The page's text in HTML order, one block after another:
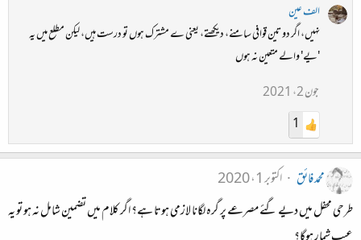
الف عین
نہیں، اگر دو تین قوافی سامنے، دیکھتے، یعنی ے مشترک ہوں تو درست ہیں، لیکن مطلع میں یہ
'یے' والے متعین نہ ہوں
جون 2، 2021
1
محمد فائق
اکتوبر 1، 2020
طرحی محفل میں دیے گئے مصرعے پر گرہ لگانا لازمی ہوتا ہے؟ اگر کلام میں تضمین شامل نہ ہو تو یہ